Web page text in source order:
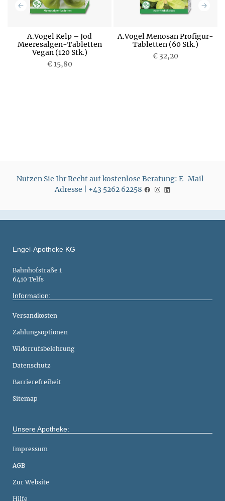
A.Vogel Kelp – Jod
Meeresalgen-Tabletten
Vegan (120 Stk.)
€ 15,80
A.Vogel Menosan Profigur-
Tabletten (60 Stk.)
€ 32,20
P
Nutzen Sie Ihr Recht auf kostenlose Beratung: E-Mail-
Adresse | +43 5262 62258
Engel-Apotheke KG
Bahnhofstraße 1
6410 Telfs
Information:
Versandkosten
Zahlungsoptionen
Widerrufsbelehrung
Datenschutz
Barrierefreiheit
Sitemap
Unsere Apotheke:
Impressum
AGB
Zur Website
Hilfe